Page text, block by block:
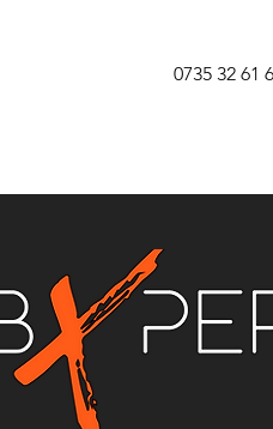
0735 32 61